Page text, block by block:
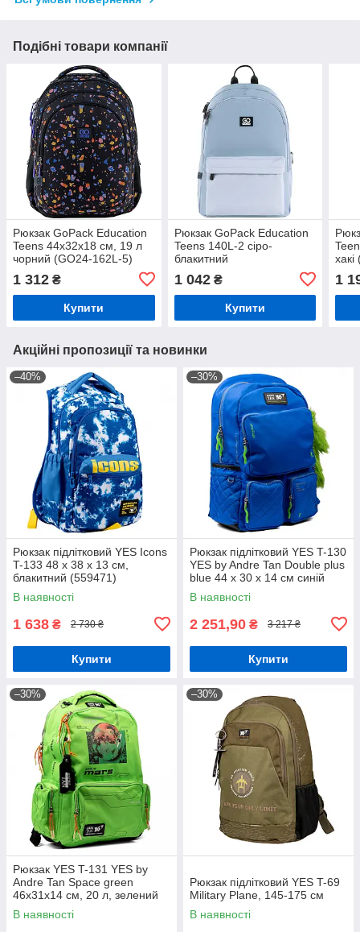
Подібні товари компанії
Рюкзак GoPack Education
Teens 44x32x18 см, 19 л
чорний (GO24-162L-5)
1 312 ₴
Купити
Рюкзак GoPack Education
Teens 140L-2 сіро-
блакитний
1 042₴
Купити
1
Акційні пропозиції та новинки
–40%
Рюкзак підлітковий YES Icons
T-133 48 х 38 х 13 см,
блакитний (559471)
В наявності
1 638 ₴ 2 730 ₴
Купити
–30%
Рюкзак підлітковий YES T-130
YES by Andre Tan Double plus
blue 44 x 30 x 14 см синій
(559048)
В наявності
2 251,90 ₴ 3 217 ₴
Купити
–30%
Рюкзак YES T-131 YES by
Andre Tan Space green
46х31х14 см, 20 л, зелений
(559049)
В наявності
–30%
Рюкзак підлітковий YES T-69
Military Plane, 145-175 см
В наявності